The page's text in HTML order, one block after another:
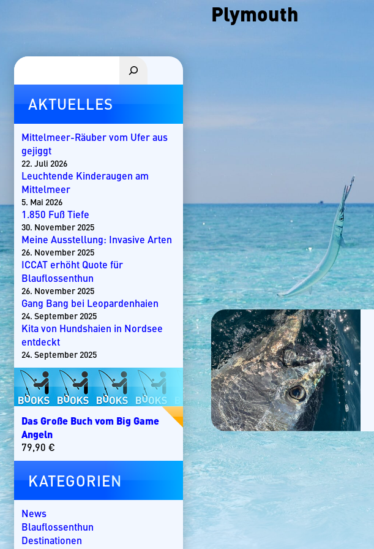
Plymouth
Suchen
AKTUELLES
Mittelmeer-Räuber vom Ufer aus
gejiggt
22. Juli 2026
Leuchtende Kinderaugen am
Mittelmeer
5. Mai 2026
1.850 Fuß Tiefe
30. November 2025
Meine Ausstellung: Invasive Arten
26. November 2025
ICCAT erhöht Quote für
Blauflossenthun
26. November 2025
Gang Bang bei Leopardenhaien
24. September 2025
Kita von Hundshaien in Nordsee
entdeckt
24. September 2025
Das Große Buch vom Big Game
Angeln
79,90 €
KATEGORIEN
News
Blauflossenthun
Destinationen